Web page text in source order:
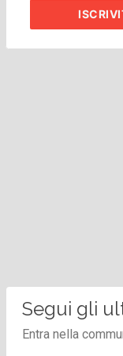
Segui gli
Entra nella